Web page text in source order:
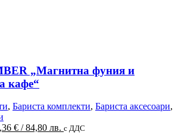
„Магнитна фуния и
кафе“
, Бариста комплекти, Бариста аксесоари,
€ / 84,80 лв. Текущата
с ДДС